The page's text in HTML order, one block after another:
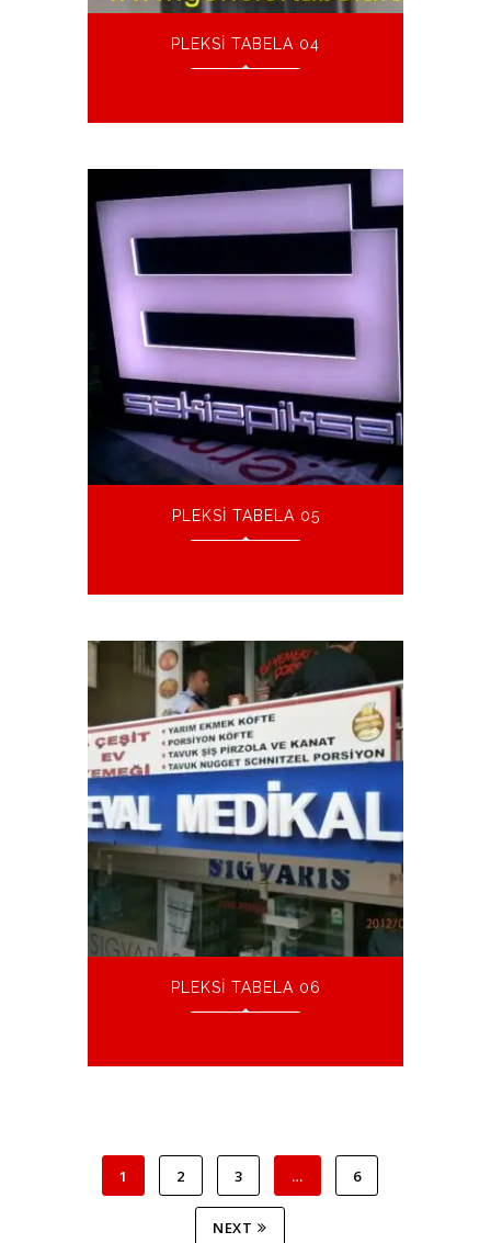
PLEKSI TABELA 04
PLEKSI TABELA 05
PLEKSI TABELA 06
1 2 3 … 6
NEXT